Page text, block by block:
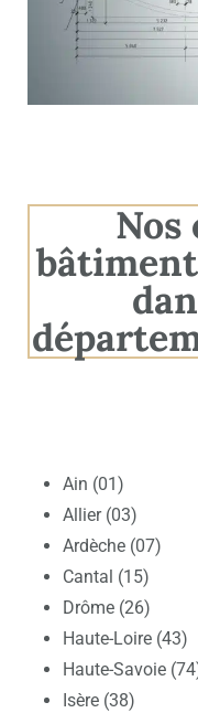
Nos
Ain (01)
Allier (03)
Ardèche (07)
Cantal (15)
Drôme (26)
Haute-Loire (43)
Haute-Savoie
Isère (38)